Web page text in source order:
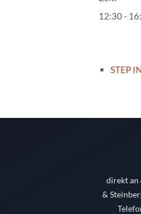
12:30 -
STEP
direkt an
&